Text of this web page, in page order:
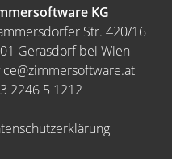
KG
Str. 420/16
Gerasdorf bei Wien
2246 5 1212